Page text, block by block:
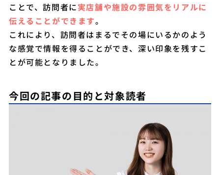
ことで、訪問者に実店舗や施設の雰囲気をリアルに
伝えることができます。
これにより、訪問者はまるでその場にいるかのよう
な感覚で情報を得ることができ、深い印象を残すこ
とが可能となりました。
今回の記事の目的と対象読者